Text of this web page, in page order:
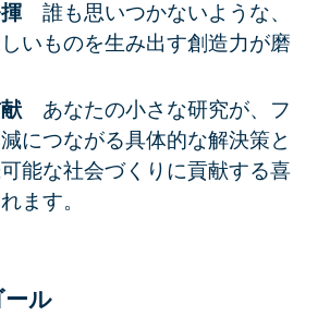
揮 誰も思いつかないような、
いものを生み出す創造力が磨
献 あなたの小さな研究が、フ
につながる具体的な解決策と
能な社会づくりに貢献する喜
ます。
ール